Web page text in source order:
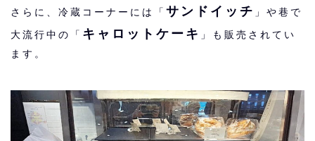
さらに、冷蔵コーナーには「 サンドイッチ 」や巷で
大流行中の「 キャロットケーキ 」も販売されてい
ます。